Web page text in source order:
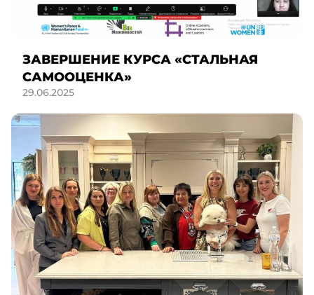
ЗАВЕРШЕНИЕ КУРСА «СТАЛЬНАЯ
САМООЦЕНКА»
29.06.2025